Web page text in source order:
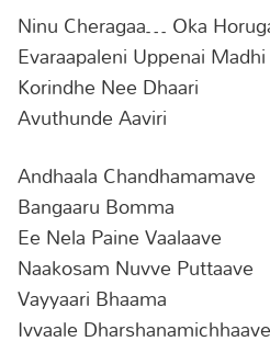
Ninu Cheragaa… Oka
Evaraapaleni Uppenai Madhi
Korindhe Nee Dhaari
Avuthunde Aaviri
Andhaala Chandhamamave
Bangaaru Bomma
Ee Nela Paine Vaalaave
Naakosam Nuvve Puttaave
Vayyaari Bhaama
Ivvaale Dharshanamichhaave